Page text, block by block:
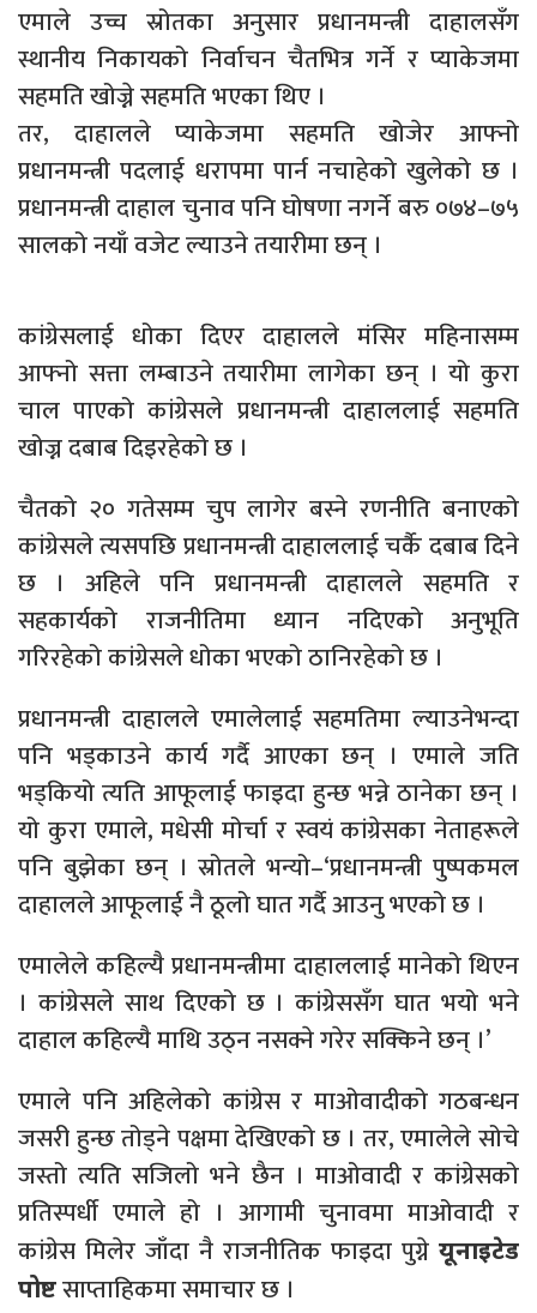
एमाले उच्च स्रोतका अनुसार प्रधानमन्त्री दाहालसँग
स्थानीय निकायको निर्वाचन चैतभित्र गर्ने र प्याकेजमा
सहमति खोज्ने सहमति भएका थिए ।
तर, दाहालले प्याकेजमा सहमति खोजेर आफ्नो
प्रधानमन्त्री पदलाई धरापमा पार्न नचाहेको खुलेको छ ।
प्रधानमन्त्री दाहाल चुनाव पनि घोषणा नगर्ने बरु ०७४–७५
सालको नयाँ वजेट ल्याउने तयारीमा छन् ।
कांग्रेसलाई धोका दिएर दाहालले मंसिर महिनासम्म
आफ्नो सत्ता लम्बाउने तयारीमा लागेका छन् । यो कुरा
चाल पाएको कांग्रेसले प्रधानमन्त्री दाहाललाई सहमति
खोज्न दबाब दिइरहेको छ ।
चैतको २० गतेसम्म चुप लागेर बस्ने रणनीति बनाएको
कांग्रेसले त्यसपछि प्रधानमन्त्री दाहाललाई चर्कै दबाब दिने
छ । अहिले पनि प्रधानमन्त्री दाहालले सहमति र
सहकार्यको राजनीतिमा ध्यान नदिएको अनुभूति
गरिरहेको कांग्रेसले धोका भएको ठानिरहेको छ ।
प्रधानमन्त्री दाहालले एमालेलाई सहमतिमा ल्याउनेभन्दा
पनि भड्काउने कार्य गर्दै आएका छन् । एमाले जति
भड्कियो त्यति आफूलाई फाइदा हुन्छ भन्ने ठानेका छन् ।
यो कुरा एमाले, मधेसी मोर्चा र स्वयं कांग्रेसका नेताहरूले
पनि बुझेका छन् । स्रोतले भन्यो–‘प्रधानमन्त्री पुष्पकमल
दाहालले आफूलाई नै ठूलो घात गर्दै आउनु भएको छ ।
एमालेले कहिल्यै प्रधानमन्त्रीमा दाहाललाई मानेको थिएन
। कांग्रेसले साथ दिएको छ । कांग्रेससँग घात भयो भने
दाहाल कहिल्यै माथि उठ्न नसक्ने गरेर सक्किने छन् ।’
एमाले पनि अहिलेको कांग्रेस र माओवादीको गठबन्धन
जसरी हुन्छ तोड्ने पक्षमा देखिएको छ । तर, एमालेले सोचे
जस्तो त्यति सजिलो भने छैन । माओवादी र कांग्रेसको
प्रतिस्पर्धी एमाले हो । आगामी चुनावमा माओवादी र
कांग्रेस मिलेर जाँदा नै राजनीतिक फाइदा पुग्ने यूनाइटेड
पोष्टसाप्ताहिकमा समाचार छ ।